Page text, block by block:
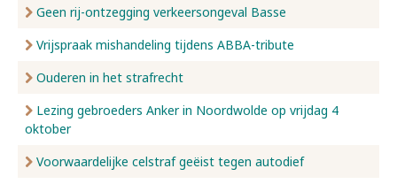
Geen rij-ontzegging verkeersongeval Basse
Vrijspraak mishandeling tijdens ABBA-tribute
Ouderen in het strafrecht
Lezing gebroeders Anker in Noordwolde op vrijdag 4
oktober
Voorwaardelijke celstraf geëist tegen autodief